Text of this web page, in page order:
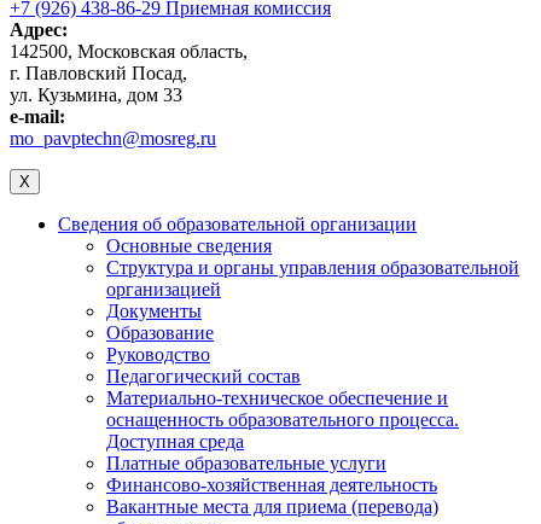
+7 (926) 438-86-29 Приемная комиссия
Адрес:
142500, Московская область,
г. Павловский Посад,
ул. Кузьмина, дом 33
e-mail:
mo_pavptechn@mosreg.ru
X
Сведения об образовательной организации
Основные сведения
Структура и органы управления образовательной
организацией
Документы
Образование
Руководство
Педагогический состав
Материально-техническое обеспечение и
оснащенность образовательного процесса.
Доступная среда
Платные образовательные услуги
Финансово-хозяйственная деятельность
Вакантные места для приема (перевода)